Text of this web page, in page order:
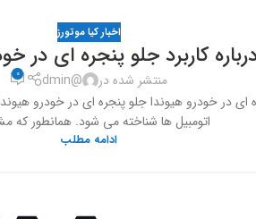
اخبار کیا موتورز
کاربرد جلو پنجره ای در
منتشر شده در @dmin
0
ای در خودرو هیوندا جلو پنجره ای در خودرو
اتومبیل ها شناخته می شود. همانطور که
ادامه مطلب